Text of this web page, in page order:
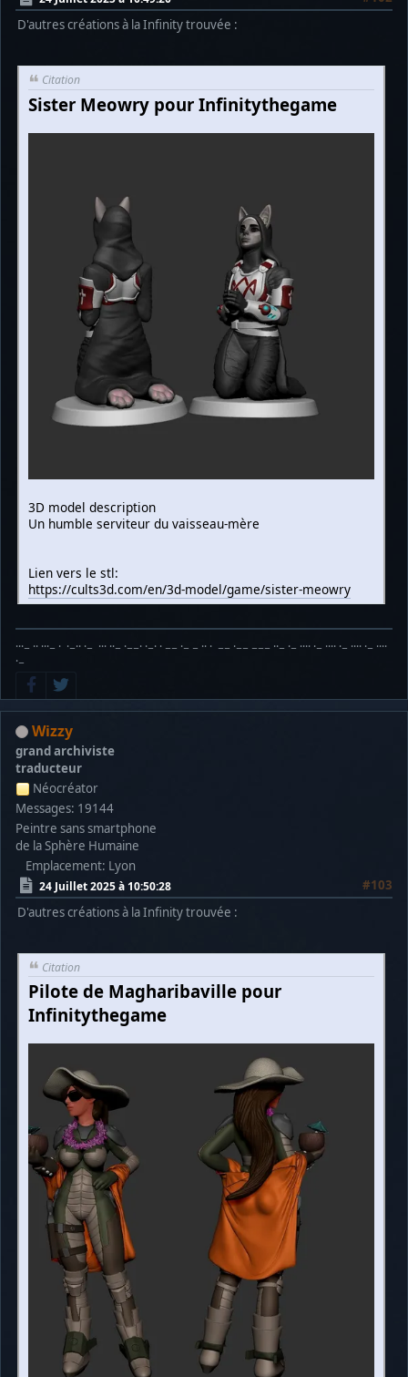
D'autres créations à la Infinity trouvée :
Citation
Sister Meowry pour Infinitythegame
3D model description
Un humble serviteur du vaisseau-mère
Lien vers le stl:
https://cults3d.com/en/3d-model/game/sister-meowry
···− ·· ···− · ·−·· ·− ··· ··− ·−−· ·−· · −− ·− − ·· · −− ·−− −−− ··− ·− ···· ·− ···· ·− ···· ·− ····
·−
Wizzy
grand archiviste
traducteur
Néocréator
Messages: 19144
Peintre sans smartphone
de la Sphère Humaine
Emplacement: Lyon
24 Juillet 2025 à 10:50:28
#103
D'autres créations à la Infinity trouvée :
Citation
Pilote de Magharibaville pour
Infinitythegame